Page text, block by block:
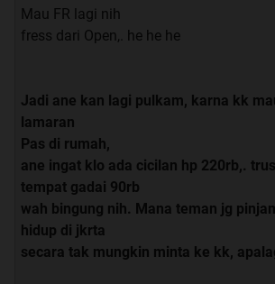
Mau FR lagi nih
fress dari Open,. he he he
Jadi ane kan lagi pulkam, karna kk
lamaran
Pas di rumah,
ane ingat klo ada cicilan hp 220rb,.
tempat gadai 90rb
wah bingung nih. Mana teman jg
hidup di jkrta
secara tak mungkin minta ke kk,